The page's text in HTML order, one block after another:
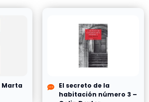
Marta
El secreto de la
habitación número 3 –